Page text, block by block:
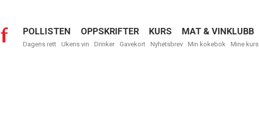
Menu
POLLISTEN OPPSKRIFTER KURS MAT & VINKLUBB
Dagens rett Ukens vin Drinker Gavekort Nyhetsbrev Min kokebok Mine kurs